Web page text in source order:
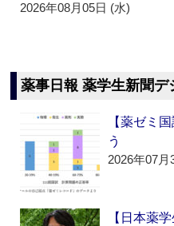
2026年08月05日 (水)
薬事日報 薬学生新聞デ
【薬ゼミ
う
2026年07月
【日本薬